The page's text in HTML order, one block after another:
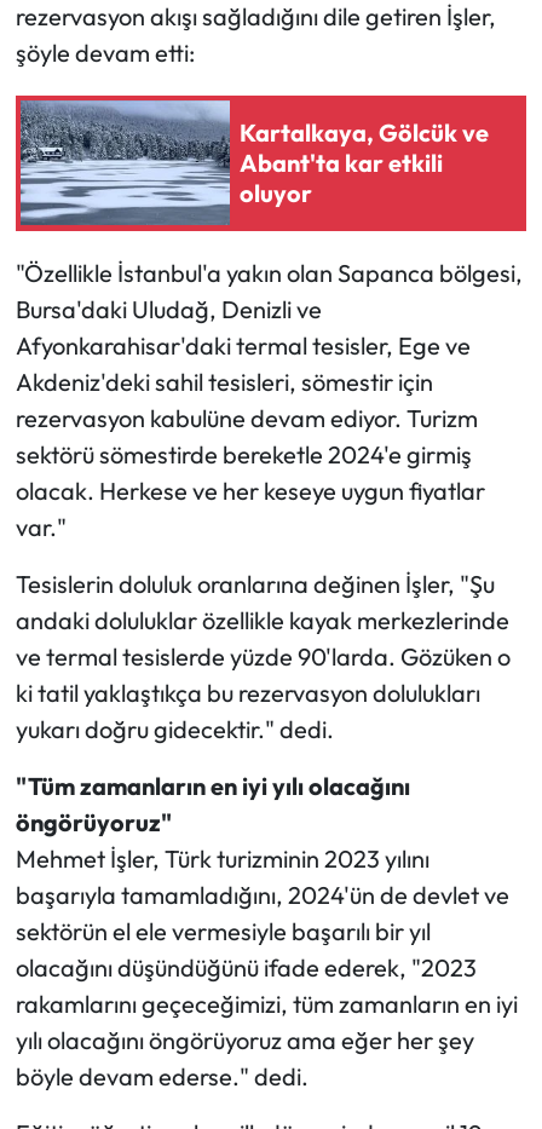
rezervasyon akışı sağladığını dile getiren İşler,
şöyle devam etti:
Kartalkaya, Gölcük ve
Abant'ta kar etkili
oluyor
"Özellikle İstanbul'a yakın olan Sapanca bölgesi,
Bursa'daki Uludağ, Denizli ve
Afyonkarahisar'daki termal tesisler, Ege ve
Akdeniz'deki sahil tesisleri, sömestir için
rezervasyon kabulüne devam ediyor. Turizm
sektörü sömestirde bereketle 2024'e girmiş
olacak. Herkese ve her keseye uygun fiyatlar
var."
Tesislerin doluluk oranlarına değinen İşler, "Şu
andaki doluluklar özellikle kayak merkezlerinde
ve termal tesislerde yüzde 90'larda. Gözüken o
ki tatil yaklaştıkça bu rezervasyon dolulukları
yukarı doğru gidecektir." dedi.
"Tüm zamanların en iyi yılı olacağını
öngörüyoruz"
Mehmet İşler, Türk turizminin 2023 yılını
başarıyla tamamladığını, 2024'ün de devlet ve
sektörün el ele vermesiyle başarılı bir yıl
olacağını düşündüğünü ifade ederek, "2023
rakamlarını geçeceğimizi, tüm zamanların en iyi
yılı olacağını öngörüyoruz ama eğer her şey
böyle devam ederse." dedi.